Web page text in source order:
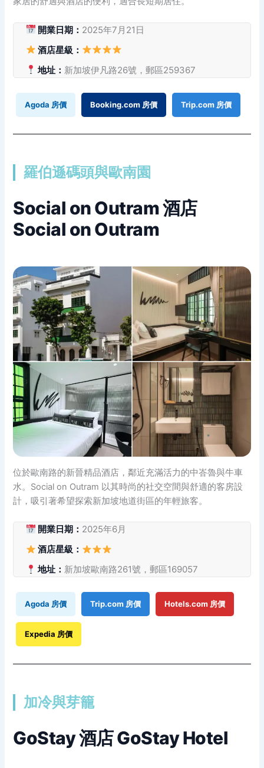
開業日期： 2025年7月21日
酒店星級：
地址： 新加坡伊凡路26號，郵區259367
Agoda 房價 Booking.com 房價 Trip.com 房價
羅伯遜碼頭與歐南園
Social on Outram 酒店
Social on Outram
位於歐南路的新晉精品酒店，鄰近充滿活力的中峇魯與牛車
水。Social on Outram 以其時尚的社交空間與舒適的客房設
計，吸引著希望探索新加坡地道街區的年輕旅客。
開業日期： 2025年6月
酒店星級：
地址： 新加坡歐南路261號，郵區169057
Agoda 房價 Trip.com 房價 Hotels.com 房價
Expedia 房價
加冷與芽籠
GoStay 酒店 GoStay Hotel